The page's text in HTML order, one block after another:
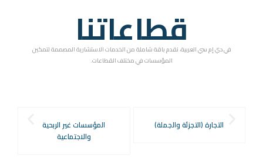
قطاعاتنا
في دي إم سي العربية، نقدم باقة شاملة من الخدمات الاستشارية المصممة لتمكين
المؤسسات في مختلف القطاعات.
التجارة (التجزئة والجملة)
المؤسسات غير الربحية
والاجتماعية